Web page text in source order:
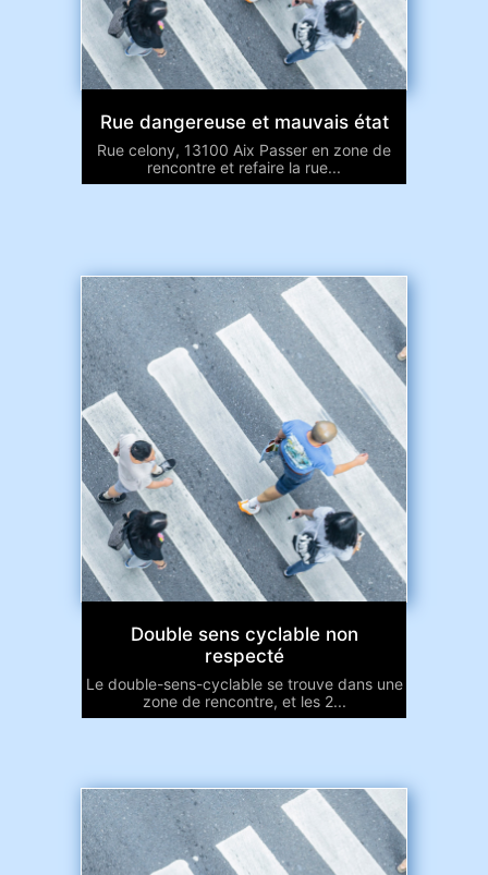
Rue dangereuse et mauvais état
Rue celony, 13100 Aix Passer en zone de
rencontre et refaire la rue...
Double sens cyclable non
respecté
Le double-sens-cyclable se trouve dans une
zone de rencontre, et les 2...